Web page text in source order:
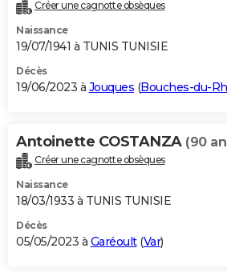
Créer une cagnotte obsèques
Naissance
19/07/1941 à TUNIS TUNISIE
Décès
19/06/2023 à Jouques (Bouches-du-
Antoinette COSTANZA (90
Créer une cagnotte obsèques
Naissance
18/03/1933 à TUNIS TUNISIE
Décès
05/05/2023 à Garéoult(Var)